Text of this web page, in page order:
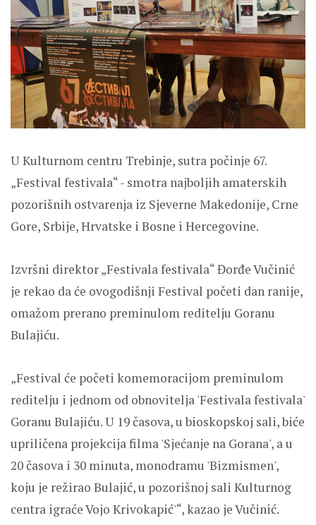
U Kulturnom centru Trebinje, sutra počinje 67.
„Festival festivala“ - smotra najboljih amaterskih
pozorišnih ostvarenja iz Sjeverne Makedonije, Crne
Gore, Srbije, Hrvatske i Bosne i Hercegovine.
Izvršni direktor „Festivala festivala“ Đorđe Vučinić
je rekao da će ovogodišnji Festival početi dan ranije,
omažom prerano preminulom reditelju Goranu
Bulajiću.
„Festival će početi komemoracijom preminulom
reditelju i jednom od obnovitelja 'Festivala festivala'
Goranu Bulajiću. U 19 časova, u bioskopskoj sali, biće
upriličena projekcija filma 'Sjećanje na Gorana', a u
20 časova i 30 minuta, monodramu 'Bizmismen',
koju je režirao Bulajić, u pozorišnoj sali Kulturnog
centra igraće Vojo Krivokapić'“, kazao je Vučinić.